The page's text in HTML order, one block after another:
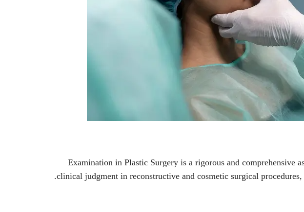
Examination in Plastic Surgery is a rigorous and comprehensive
clinical judgment in reconstructive and cosmetic surgical